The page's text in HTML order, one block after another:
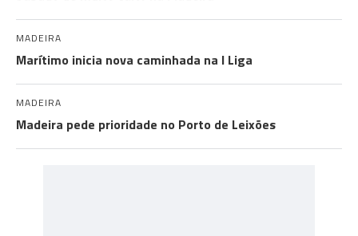
MADEIRA
Marítimo inicia nova caminhada na I Liga
MADEIRA
Madeira pede prioridade no Porto de Leixões